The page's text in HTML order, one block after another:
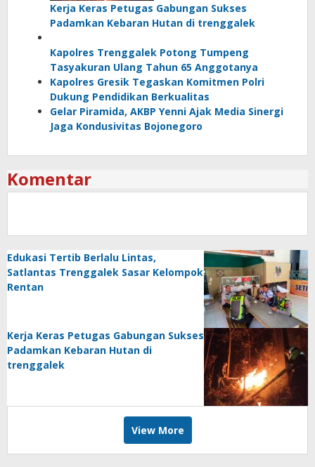
Kerja Keras Petugas Gabungan Sukses
Padamkan Kebaran Hutan di trenggalek
Kapolres Trenggalek Potong Tumpeng
Tasyakuran Ulang Tahun 65 Anggotanya
Kapolres Gresik Tegaskan Komitmen Polri
Dukung Pendidikan Berkualitas
Gelar Piramida, AKBP Yenni Ajak Media Sinergi
Jaga Kondusivitas Bojonegoro
Komentar
Edukasi Tertib Berlalu Lintas,
Satlantas Trenggalek Sasar Kelompok
Rentan
Kerja Keras Petugas Gabungan Sukses
Padamkan Kebaran Hutan di
trenggalek
View More